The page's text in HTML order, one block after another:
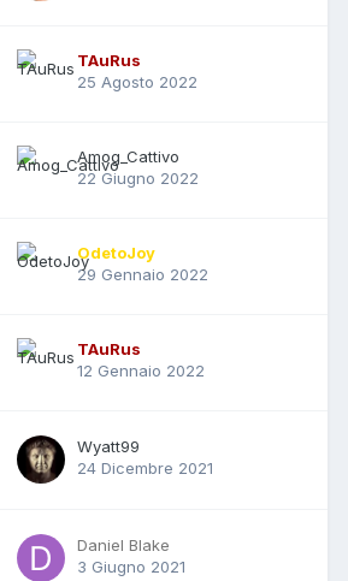
TAuRus
25 Agosto 2022
Amog_Cattivo
22 Giugno 2022
OdetoJoy
29 Gennaio 2022
TAuRus
12 Gennaio 2022
Wyatt99
24 Dicembre 2021
Daniel Blake
3 Giugno 2021